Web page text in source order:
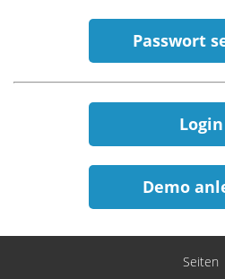
Passwort
Login
Demo
Seiten